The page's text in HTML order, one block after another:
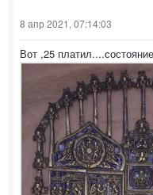
8 апр 2021, 07:14:03
Вот ,25